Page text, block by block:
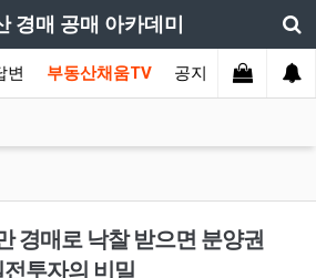
경매 공매 아카데미
변 부동산채움TV 공지사항
경매로 낙찰 받으면 분양권
투자의 비밀